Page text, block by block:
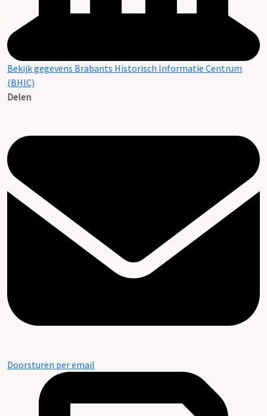
Bekijk gegevens Brabants Historisch Informatie Centrum
(BHIC)
Delen
Doorsturen per email